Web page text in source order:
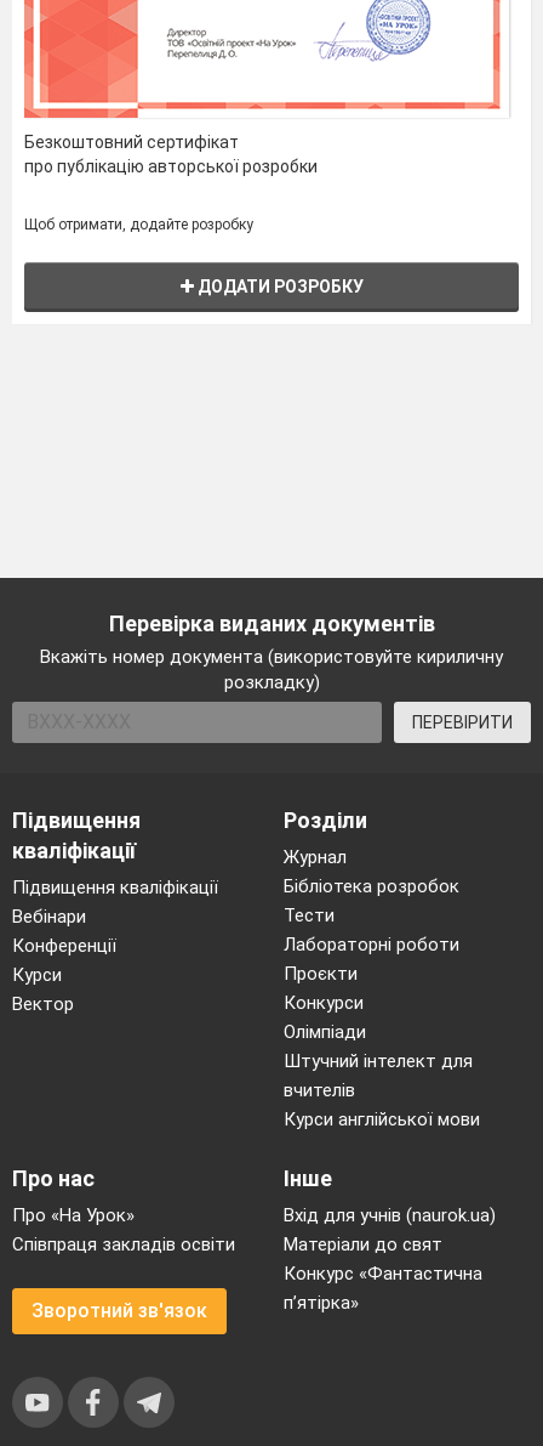
Безкоштовний сертифікат
про публікацію авторської розробки
Щоб отримати, додайте розробку
ДОДАТИ РОЗРОБКУ
Перевірка виданих документів
Вкажіть номер документа (використовуйте кириличну
розкладку)
ПЕРЕВІРИТИ
Підвищення
кваліфікації
Підвищення кваліфікації
Вебінари
Конференції
Курси
Вектор
Розділи
Журнал
Бібліотека розробок
Тести
Лабораторні роботи
Проєкти
Конкурси
Олімпіади
Штучний інтелект для
вчителів
Курси англійської мови
Про нас
Про «На Урок»
Співпраця закладів освіти
Зворотний зв'язок
Інше
Вхід для учнів (naurok.ua)
Матеріали до свят
Конкурс «Фантастична
п’ятірка»